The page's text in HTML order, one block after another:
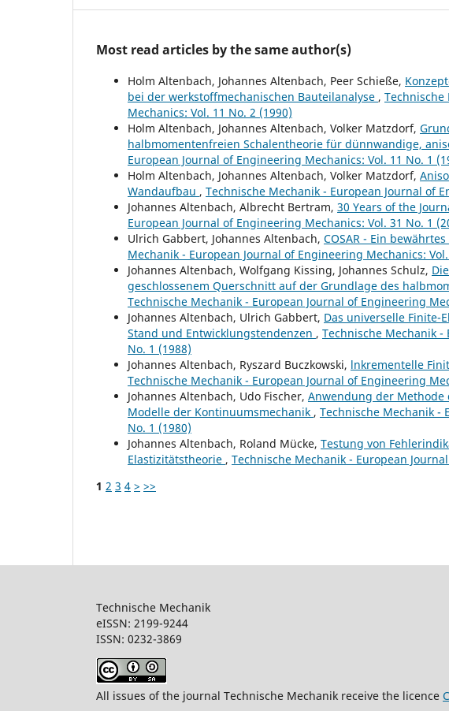
Most read articles by the same author(s)
Holm Altenbach, Johannes Altenbach, Peer Schieße,
bei der werkstoffmechanischen Bauteilanalyse , Technische
Mechanics: Vol. 11 No. 2 (1990)
Holm Altenbach, Johannes Altenbach, Volker Matzdorf,
halbmomentenfreien Schalentheorie für dünnwandige,
European Journal of Engineering Mechanics: Vol. 11 No. 1
Holm Altenbach, Johannes Altenbach, Volker Matzdorf,
Wandaufbau , Technische Mechanik - European Journal of
Johannes Altenbach, Albrecht Bertram, 30 Years of the
European Journal of Engineering Mechanics: Vol. 31 No. 1
Ulrich Gabbert, Johannes Altenbach, COSAR - Ein
Mechanik - European Journal of Engineering Mechanics:
Johannes Altenbach, Wolfgang Kissing, Johannes Schulz,
geschlossenem Querschnitt auf der Grundlage des
Technische Mechanik - European Journal of Engineering
Johannes Altenbach, Ulrich Gabbert, Das universelle Finite-
Stand und Entwicklungstendenzen , Technische Mechanik -
No. 1 (1988)
Johannes Altenbach, Ryszard Buczkowski, lnkrementelle
Technische Mechanik - European Journal of Engineering
Johannes Altenbach, Udo Fischer, Anwendung der Methode
Modelle der Kontinuumsmechanik , Technische Mechanik -
No. 1 (1980)
Johannes Altenbach, Roland Mücke, Testung von
Elastizitätstheorie , Technische Mechanik - European
1 2 3 4 > >>
Technische Mechanik
eISSN: 2199-9244
ISSN: 0232-3869
All issues of the journal Technische Mechanik receive the licence